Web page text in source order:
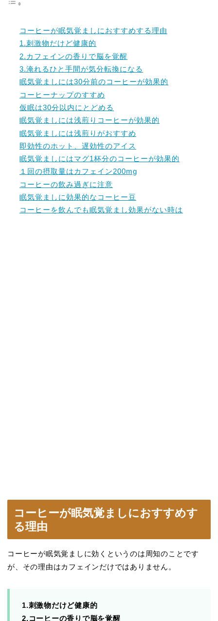
コーヒーが眠気覚ましにおすすめする理由
1.刺激物だけど健康的
2.カフェインの香りで脳を覚醒
3.淹れるひと手間が気分転換になる
眠気覚ましには30分前のコーヒーが効果的
コーヒーナップのすすめ
仮眠は30分以内にとどめる
眠気覚ましには浅煎りコーヒーが効果的
眠気覚ましには浅煎りがおすすめ
即効性のホット、遅効性のアイス
眠気覚ましにはマグ1杯分のコーヒーが効果的
１回の摂取量はカフェイン200mg
コーヒーの飲み過ぎに注意
眠気覚ましに効果的なコーヒー豆
コーヒーを飲んでも眠気覚まし効果がない時は
コーヒーが眠気覚ましにおすすめす
る理由
コーヒーが眠気覚ましに効くというのは周知のことです
が、その理由はカフェインだけではありません。
1.刺激物だけど健康的
2.コーヒーの香りで脳を覚醒